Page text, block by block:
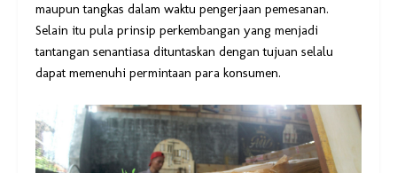
maupun tangkas dalam waktu pengerjaan pemesanan.
Selain itu pula prinsip perkembangan yang menjadi
tantangan senantiasa dituntaskan dengan tujuan selalu
dapat memenuhi permintaan para konsumen.